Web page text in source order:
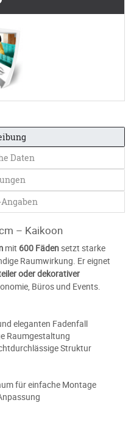
Daten
– Kaikoon
mit 600 Fädensetzt starke
Raumwirkung. Er eignet
oder dekorativer
Büros und Events.
eleganten Fadenfall
Raumgestaltung
Struktur
für einfache Montage